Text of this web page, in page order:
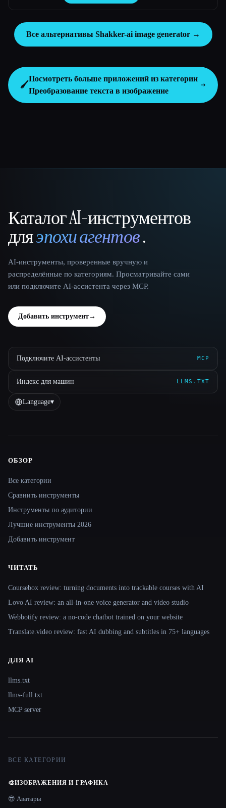
Все альтернативы Shakker-ai image generator →
🖌️
Посмотреть больше приложений из категории
Преобразование текста в изображение
That AI Collection
Каталог AI-инструментов
дляэпохи агентов.
AI-инструменты, проверенные вручную и
распределённые по категориям. Просматривайте сами
или подключите AI-ассистента через MCP.
Добавить инструмент→
Подключите AI-ассистенты MCP
Индекс для машин LLMS.TXT
Language▾
Site navigation
ОБЗОР
Все категории
Сравнить инструменты
Инструменты по аудитории
Лучшие инструменты 2026
Добавить инструмент
ЧИТАТЬ
Coursebox review: turning documents into trackable courses with AI
Lovo AI review: an all-in-one voice generator and video studio
Webbotify review: a no-code chatbot trained on your website
Translate.video review: fast AI dubbing and subtitles in 75+ languages
ДЛЯ AI
llms.txt
llms-full.txt
MCP server
ВСЕ КАТЕГОРИИ
🎨ИЗОБРАЖЕНИЯ И ГРАФИКА
😎 Аватары